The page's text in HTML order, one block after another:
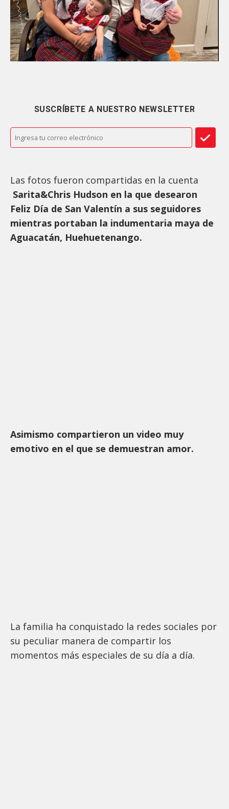
SUSCRÍBETE A NUESTRO NEWSLETTER
Las fotos fueron compartidas en la cuenta
Sarita&Chris Hudson en la que desearon
Feliz Día de San Valentín a sus seguidores
mientras portaban la indumentaria maya de
Aguacatán, Huehuetenango.
Asimismo compartieron un video muy
emotivo en el que se demuestran amor.
La familia ha conquistado la redes sociales por
su peculiar manera de compartir los
momentos más especiales de su día a día.